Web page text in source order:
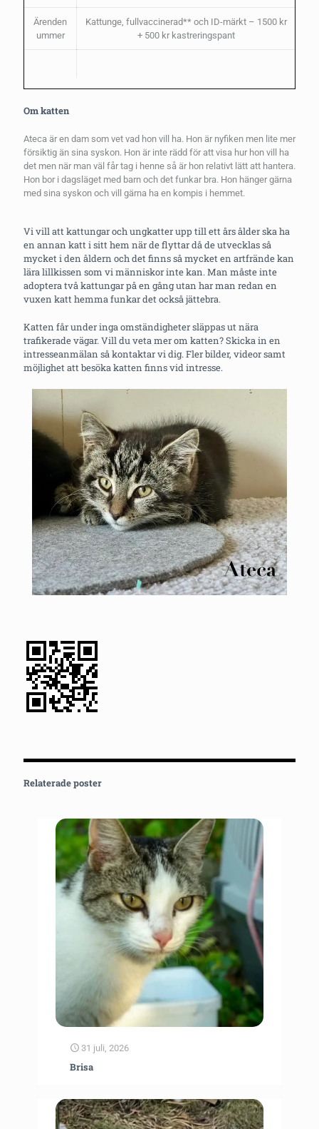
Ärenden
ummer
Kattunge, fullvaccinerad** och ID-märkt – 1500 kr
+ 500 kr kastreringspant
Om katten
Ateca är en dam som vet vad hon vill ha. Hon är nyfiken men lite mer
försiktig än sina syskon. Hon är inte rädd för att visa hur hon vill ha
det men när man väl får tag i henne så är hon relativt lätt att hantera.
Hon bor i dagsläget med barn och det funkar bra. Hon hänger gärna
med sina syskon och vill gärna ha en kompis i hemmet.
Vi vill att kattungar och ungkatter upp till ett års ålder ska ha
en annan katt i sitt hem när de flyttar då de utvecklas så
mycket i den åldern och det finns så mycket en artfrände kan
lära lillkissen som vi människor inte kan. Man måste inte
adoptera två kattungar på en gång utan har man redan en
vuxen katt hemma funkar det också jättebra.
Katten får under inga omständigheter släppas ut nära
trafikerade vägar. Vill du veta mer om katten? Skicka in en
intresseanmälan så kontaktar vi dig. Fler bilder, videor samt
möjlighet att besöka katten finns vid intresse.
Relaterade poster
31 juli, 2026
Brisa